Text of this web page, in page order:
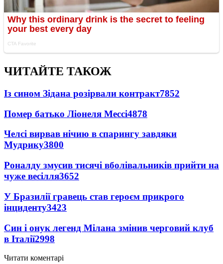
ЧИТАЙТЕ ТАКОЖ
Із сином Зідана розірвали контракт7852
Помер батько Ліонеля Мессі4878
Челсі вирвав нічию в спарингу завдяки
Мудрику3800
Роналду змусив тисячі вболівальників прийти на
чуже весілля3652
У Бразилії гравець став героєм прикрого
інциденту3423
Син і онук легенд Мілана змінив черговий клуб
в Італії2998
Читати коментарі